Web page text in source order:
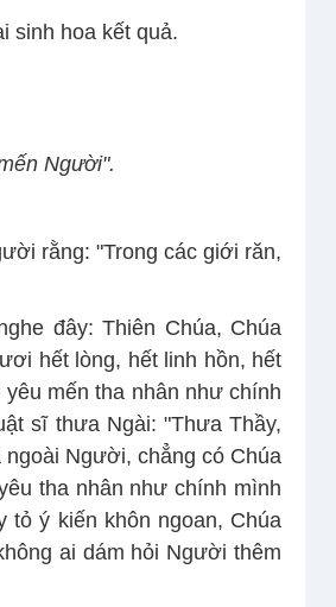
sinh hoa kết quả.
Người".
rằng: "Trong các giới răn,
đây: Thiên Chúa, Chúa
hết lòng, hết linh hồn, hết
mến tha nhân như chính
sĩ thưa Ngài: "Thưa Thầy,
Người, chẳng có Chúa
tha nhân như chính mình
ý kiến khôn ngoan, Chúa
ai dám hỏi Người thêm